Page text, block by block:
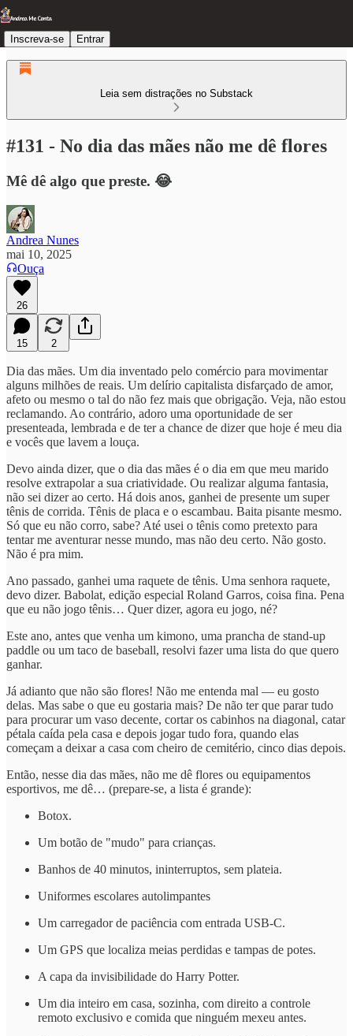
Inscreva-se Entrar
Leia sem distrações no Substack
#131 - No dia das mães não me dê flores
Mê dê algo que preste. 😂
Andrea Nunes
mai 10, 2025
Ouça
26
15 2
Dia das mães. Um dia inventado pelo comércio para movimentar
alguns milhões de reais. Um delírio capitalista disfarçado de amor,
afeto ou mesmo o tal do não fez mais que obrigação. Veja, não estou
reclamando. Ao contrário, adoro uma oportunidade de ser
presenteada, lembrada e de ter a chance de dizer que hoje é meu dia
e vocês que lavem a louça.
Devo ainda dizer, que o dia das mães é o dia em que meu marido
resolve extrapolar a sua criatividade. Ou realizar alguma fantasia,
não sei dizer ao certo. Há dois anos, ganhei de presente um super
tênis de corrida. Tênis de placa e o escambau. Baita pisante mesmo.
Só que eu não corro, sabe? Até usei o tênis como pretexto para
tentar me aventurar nesse mundo, mas não deu certo. Não gosto.
Não é pra mim.
Ano passado, ganhei uma raquete de tênis. Uma senhora raquete,
devo dizer. Babolat, edição especial Roland Garros, coisa fina. Pena
que eu não jogo tênis… Quer dizer, agora eu jogo, né?
Este ano, antes que venha um kimono, uma prancha de stand-up
paddle ou um taco de baseball, resolvi fazer uma lista do que quero
ganhar.
Já adianto que não são flores! Não me entenda mal — eu gosto
delas. Mas sabe o que eu gostaria mais? De não ter que parar tudo
para procurar um vaso decente, cortar os cabinhos na diagonal, catar
pétala caída pela casa e depois jogar tudo fora, quando elas
começam a deixar a casa com cheiro de cemitério, cinco dias depois.
Então, nesse dia das mães, não me dê flores ou equipamentos
esportivos, me dê… (prepare-se, a lista é grande):
Botox.
Um botão de "mudo" para crianças.
Banhos de 40 minutos, ininterruptos, sem plateia.
Uniformes escolares autolimpantes
Um carregador de paciência com entrada USB-C.
Um GPS que localiza meias perdidas e tampas de potes.
A capa da invisibilidade do Harry Potter.
Um dia inteiro em casa, sozinha, com direito a controle
remoto exclusivo e comida que ninguém mexeu antes.